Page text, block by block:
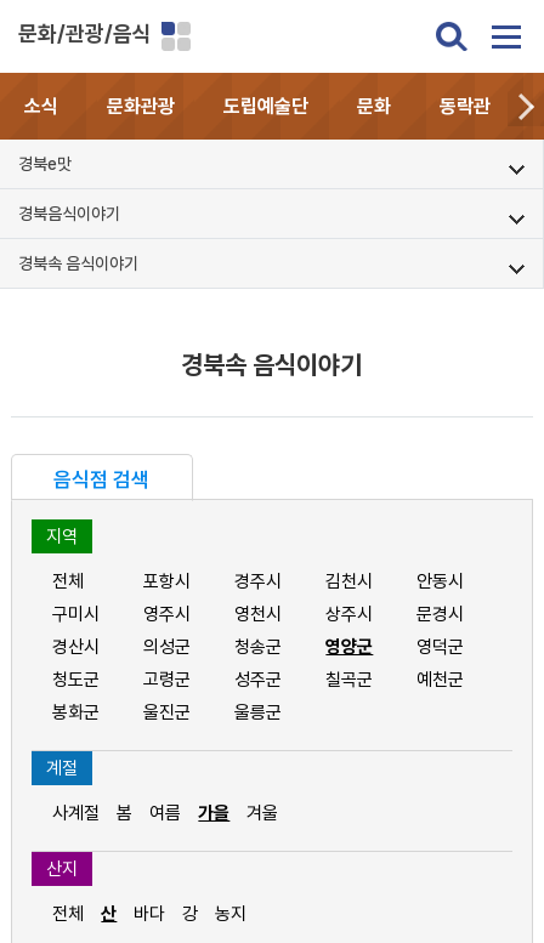
문화/관광/음식
소식 문화관광 도립예술단 문화 동락관
경북e맛
경북음식이야기
경북속 음식이야기
경북속 음식이야기
음식점 검색
지역
전체 포항시 경주시 김천시
안동시
구미시
영주시 영천시 상주시
문경시
경산시
의성군 청송군 영양군
영덕군
청도군
고령군 성주군 칠곡군
예천군
봉화군
울진군 울릉군
계절
사계절 봄 여름 가을 겨울
산지
전체 산 바다 강 농지